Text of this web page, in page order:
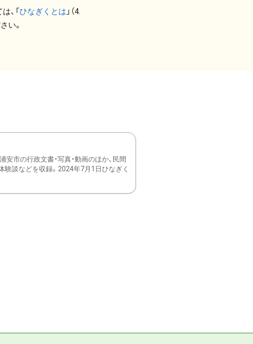
、「ひなぎくとは 」（4.
い。
市の行政文書・写真・動画のほか、民間
談などを収録。2024年7月1日ひなぎく